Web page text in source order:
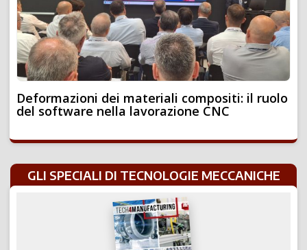
Deformazioni dei materiali compositi: il ruolo
del software nella lavorazione CNC
GLI SPECIALI DI TECNOLOGIE MECCANICHE